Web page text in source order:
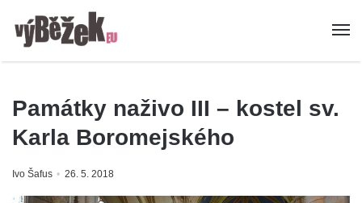
Památky naživo III – kostel sv.
Karla Boromejského
Ivo Šafus 26. 5. 2018